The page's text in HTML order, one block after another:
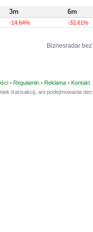
3m 6m
-14.64% -32.61%
Biznesradar
• Regulamin • Reklama • Kontakt
transakcji, ani podejmowania